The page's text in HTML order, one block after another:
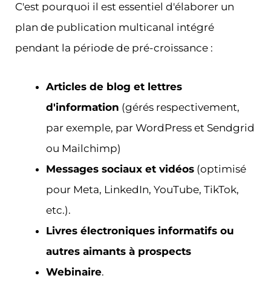
C'est pourquoi il est essentiel d'élaborer un
plan de publication multicanal intégré
pendant la période de pré-croissance :
Articles de blog et lettres
d'information (gérés respectivement,
par exemple, par WordPress et Sendgrid
ou Mailchimp)
Messages sociaux et vidéos (optimisé
pour Meta, LinkedIn, YouTube, TikTok,
etc.).
Livres électroniques informatifs ou
autres aimants à prospects
Webinaire.